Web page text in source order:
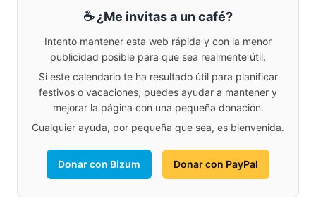
☕ ¿Me invitas a un café?
Intento mantener esta web rápida y con la menor
publicidad posible para que sea realmente útil.
Si este calendario te ha resultado útil para planificar
festivos o vacaciones, puedes ayudar a mantener y
mejorar la página con una pequeña donación.
Cualquier ayuda, por pequeña que sea, es bienvenida.
Donar con Bizum Donar con PayPal